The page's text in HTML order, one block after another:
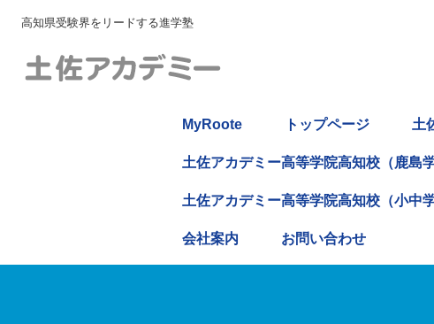
高知県受験界をリードする進学塾
MyRoote トップページ 土
土佐アカデミー高等学院高知校（鹿島
土佐アカデミー高等学院高知校（小中
会社案内 お問い合わせ